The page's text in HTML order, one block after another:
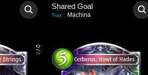
Shared Goal
Trait : Machina
0
/
3